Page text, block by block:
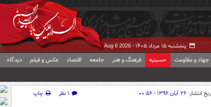
پنجشنبه ۱۵ مرداد ۱۴۰۵ - Aug 6 2026
جهاد و مقاومت حسینیه فرهنگ و هنر جامعه اقتصاد عکس و فیلم دیدگاه
انتشار: ۲۶ آبان ۱۳۹۶ - ۰۰:۵۶ ۱ نظر
چاپ